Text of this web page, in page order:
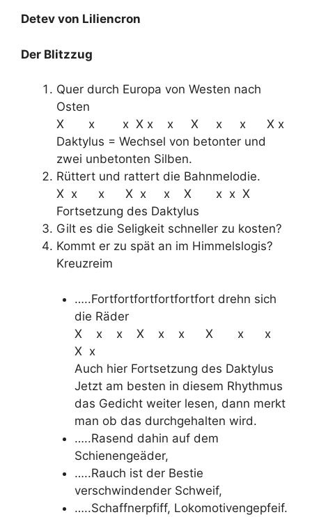
Detev von Liliencron
Der Blitzzug
Quer durch Europa von Westen nach
Osten
X x x X x x X x x X x
Daktylus = Wechsel von betonter und
zwei unbetonten Silben.
Rüttert und rattert die Bahnmelodie.
X x x X x x X x x X
Fortsetzung des Daktylus
Gilt es die Seligkeit schneller zu kosten?
Kommt er zu spät an im Himmelslogis?
Kreuzreim
…..Fortfortfortfortfortfort drehn sich
die Räder
X x x X x x X x x
X x
Auch hier Fortsetzung des Daktylus
Jetzt am besten in diesem Rhythmus
das Gedicht weiter lesen, dann merkt
man ob das durchgehalten wird.
…..Rasend dahin auf dem
Schienengeäder,
…..Rauch ist der Bestie
verschwindender Schweif,
…..Schaffnerpfiff, Lokomotivengepfeif.